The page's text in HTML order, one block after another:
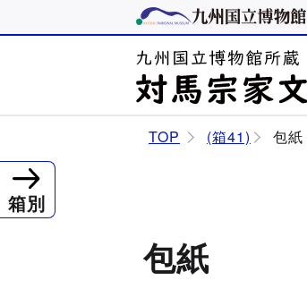
TOP (箱41) 包紙
包紙
箱別